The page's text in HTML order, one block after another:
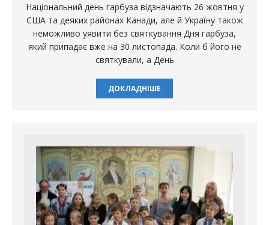
Національний день гарбуза відзначають 26 жовтня у
США та деяких районах Канади, але й Україну також
неможливо уявити без святкування Дня гарбуза,
який припадає вже на 30 листопада. Коли б його не
святкували, а День
ДОКЛАДНІШЕ